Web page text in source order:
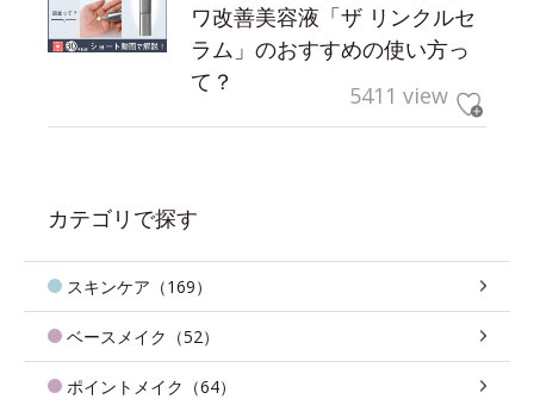
ワ改善美容液「ザ リンクルセ
ラム」のおすすめの使い方っ
て？
5411 view
カテゴリで探す
スキンケア（169）
ベースメイク（52）
ポイントメイク（64）